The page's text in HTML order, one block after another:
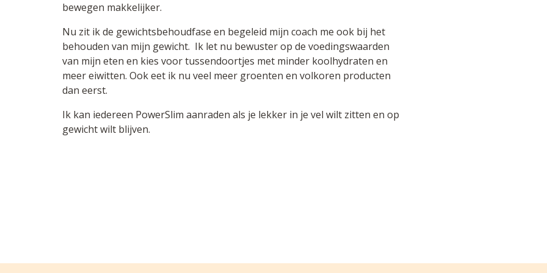
bewegen makkelijker.
Nu zit ik de gewichtsbehoudfase en begeleid mijn coach me ook bij het
behouden van mijn gewicht. Ik let nu bewuster op de voedingswaarden
van mijn eten en kies voor tussendoortjes met minder koolhydraten en
meer eiwitten. Ook eet ik nu veel meer groenten en volkoren producten
dan eerst.
Ik kan iedereen PowerSlim aanraden als je lekker in je vel wilt zitten en op
gewicht wilt blijven.